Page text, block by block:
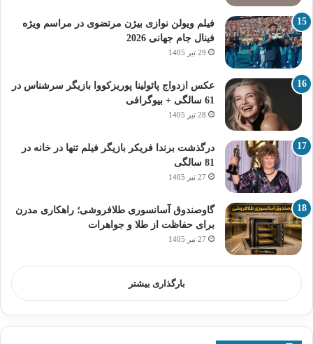
فیلم ویولن نوازی بیژن مرتضوی در مراسم ویژه
فینال جام جهانی 2026
29 تیر 1405
عکس ازدواج پائولینا پوریزکووا بازیگر سرشناس در
61 سالگی + بیوگرافی
28 تیر 1405
درگذشت برندا فریکر بازیگر فیلم تنها در خانه در
81 سالگی
27 تیر 1405
گاوصندوق آسانسوری طلافروشی؛ راهکاری مدرن
برای حفاظت از طلا و جواهرات
27 تیر 1405
بارگذاری بیشتر